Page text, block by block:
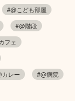
#@こども部屋
#@階段
フェ
カレー
#@病院